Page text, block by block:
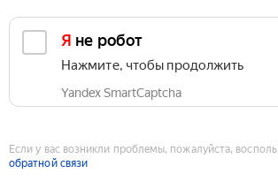
Я не робот
Нажмите, чтобы продолжить
Yandex SmartCaptcha
Если у вас возникли проблемы, пожалуйста,
обратной связи